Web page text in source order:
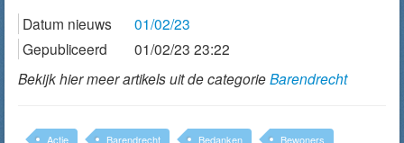
Datum nieuws
01/02/23
Gepubliceerd
01/02/23 23:22
Bekijk hier meer artikels uit de categorieBarendrecht
Actie Barendrecht Bedanken Bewoners